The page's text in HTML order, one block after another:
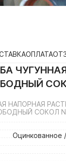
ОПЛАТА
НАПОРНАЯ
СОКОЛ
Оцинкованное